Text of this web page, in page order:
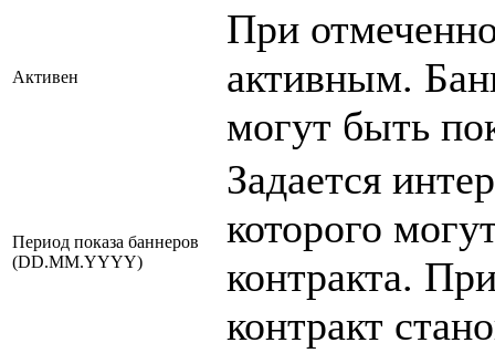
Активен
При
активным.
могут быть
Период показа баннеров
(DD.MM.YYYY)
Задается
которого
контракта.
контракт